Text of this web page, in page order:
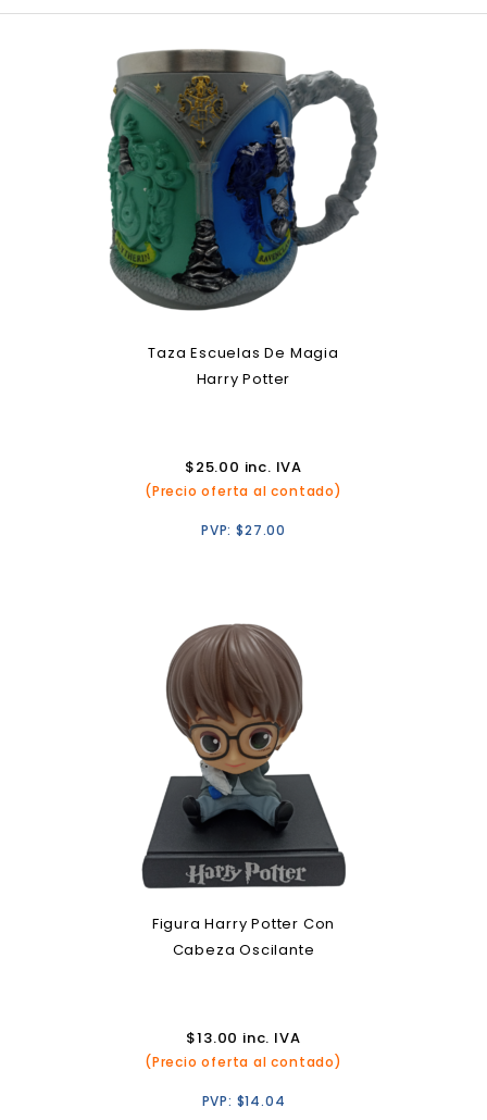
Taza Escuelas De Magia
Harry Potter
$25.00 inc. IVA
(Precio oferta al contado)
PVP:$27.00
Figura Harry Potter Con
Cabeza Oscilante
$13.00 inc. IVA
(Precio oferta al contado)
PVP: $14.04